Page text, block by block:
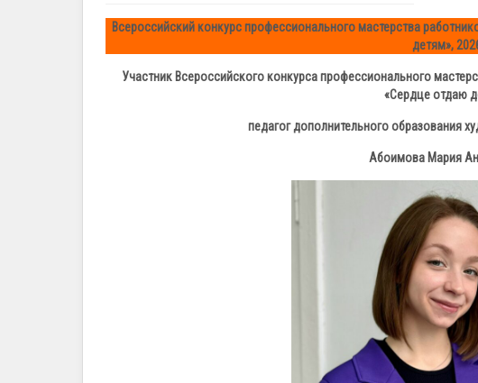
Всероссийский конкурс профессионального мастерства
детям»,
Участник Всероссийского конкурса профессионального
«Сердце отдаю
педагог дополнительного образования
Абоимова Мария